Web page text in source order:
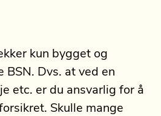
kun bygget og
BSN. Dvs. at ved en
etc. er du ansvarlig for å
Skulle mange